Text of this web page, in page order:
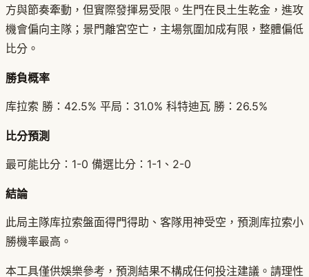
方與節奏牽動，但實際發揮易受限。生門在艮土生乾金，進攻
機會偏向主隊；景門離宮空亡，主場氛圍加成有限，整體偏低
比分。
勝負概率
库拉索 勝：42.5% 平局：31.0% 科特迪瓦 勝：26.5%
比分預測
最可能比分：1-0 備選比分：1-1、2-0
結論
此局主隊库拉索盤面得門得助、客隊用神受空，預測库拉索小
勝機率最高。
本工具僅供娛樂參考，預測結果不構成任何投注建議。請理性